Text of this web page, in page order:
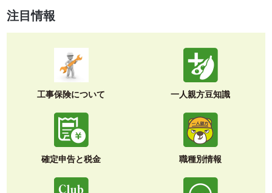
注目情報
工事保険について 一人親方豆知識
確定申告と税金 職種別情報